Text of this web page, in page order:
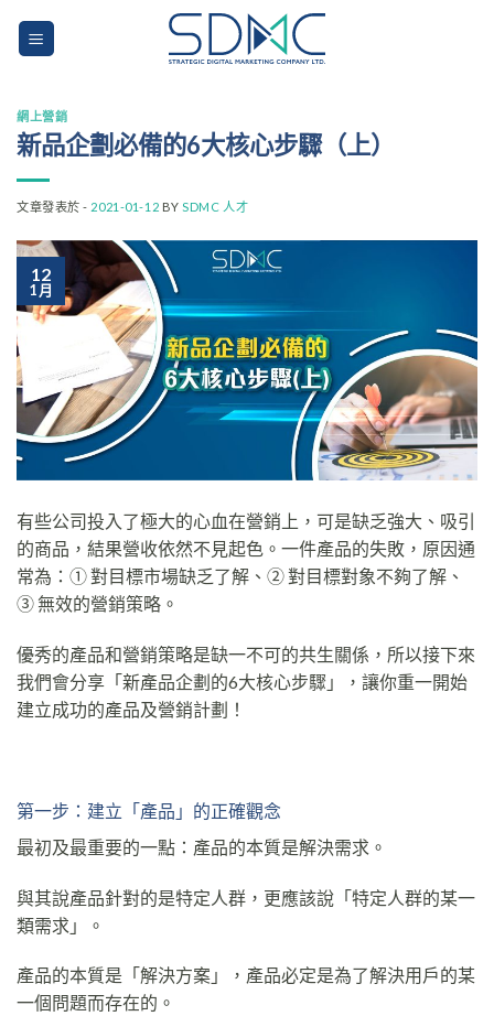
網上營銷
新品企劃必備的6大核心步驟（上）
文章發表於 - 2021-01-12 BY SDMC 人才
12
1 月
有些公司投入了極大的心血在營銷上，可是缺乏強大、吸引
的商品，結果營收依然不見起色。一件產品的失敗，原因通
常為：① 對目標市場缺乏了解、② 對目標對象不夠了解、
③ 無效的營銷策略。
優秀的產品和營銷策略是缺一不可的共生關係，所以接下來
我們會分享「新產品企劃的6大核心步驟」，讓你重一開始
建立成功的產品及營銷計劃！
第一步：建立「產品」的正確觀念
最初及最重要的一點：產品的本質是解決需求。
與其說產品針對的是特定人群，更應該說「特定人群的某一
類需求」。
產品的本質是「解決方案」，產品必定是為了解決用戶的某
一個問題而存在的。